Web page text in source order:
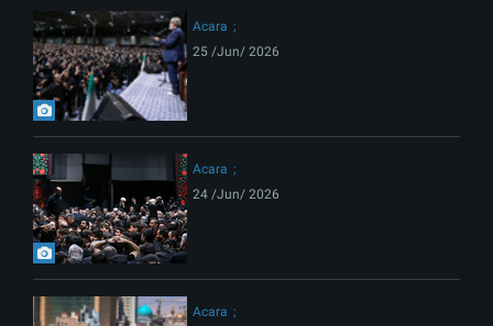
Acara
25 /Jun/ 2026
Acara
24 /Jun/ 2026
Acara